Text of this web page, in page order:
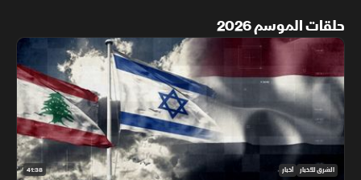
حلقات الموسم 2026
41:38 الشرق للأخبار أخبار